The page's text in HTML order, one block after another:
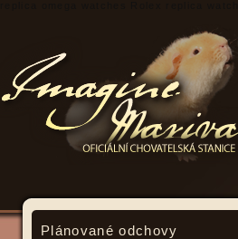
Plánované odchovy